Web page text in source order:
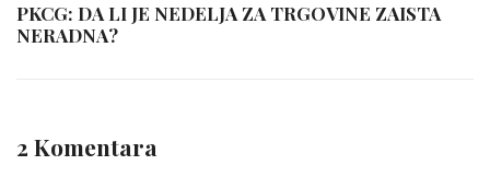
PKCG: DA LI JE NEDELJA ZA TRGOVINE ZAISTA
NERADNA?
2 Komentara